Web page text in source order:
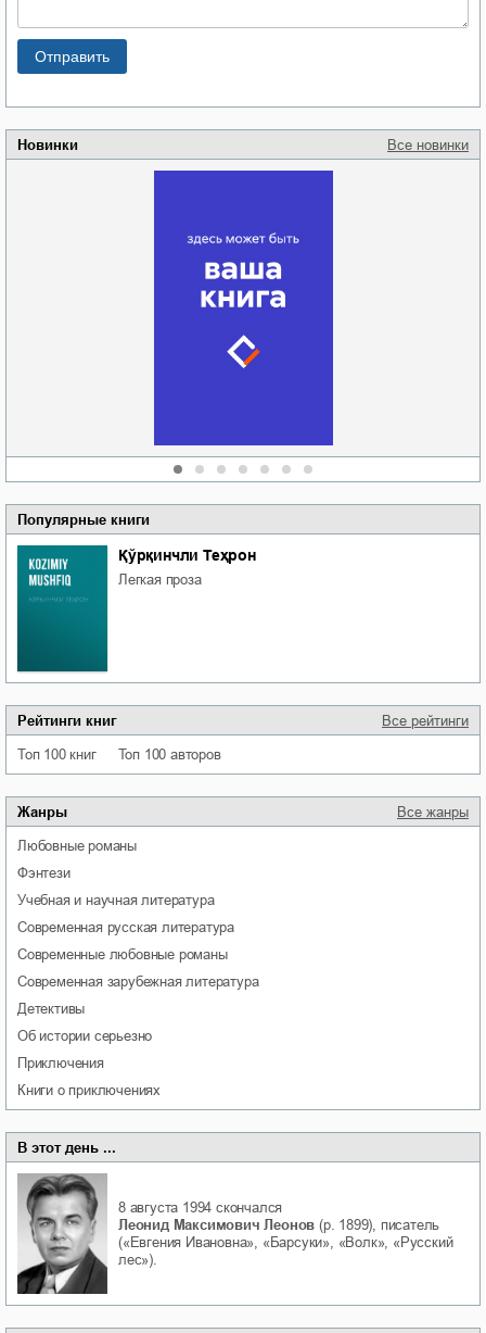
Новинки Все новинки
Популярные книги
Қўрқинчли Теҳрон
легкая проза
Рейтинги книг Все рейтинги
Топ 100 книг Топ 100 авторов
Жанры Все жанры
любовные романы
фэнтези
учебная и научная литература
современная русская литература
современные любовные романы
современная зарубежная литература
детективы
об истории серьезно
приключения
книги о приключениях
В этот день ...
8 августа 1994 скончался
Леонид Максимович Леонов (р. 1899), писатель
(«Евгения Ивановна», «Барсуки», «Волк», «Русский
лес»).